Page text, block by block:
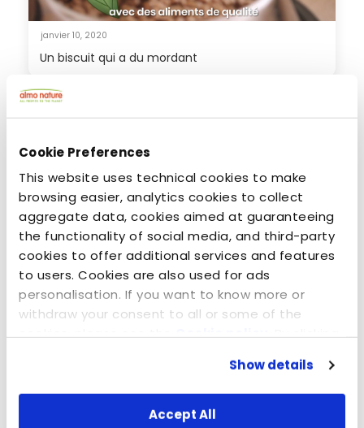
Cookie Preferences
This website uses technical cookies to make
browsing easier, analytics cookies to collect
aggregate data, cookies aimed at guaranteeing
the functionality of social media, and third-party
cookies to offer additional services and features
to users. Cookies are also used for ads
personalisation. If you want to know more or
withdraw your consent to all or some of the
cookies, please see theCookie policy. By clicking
scrolling this webpage or continuing to browse in
any other way, you agree to the use of cookies.
Show details
Accept All
janvier 10, 2020
Un biscuit qui a du mordant